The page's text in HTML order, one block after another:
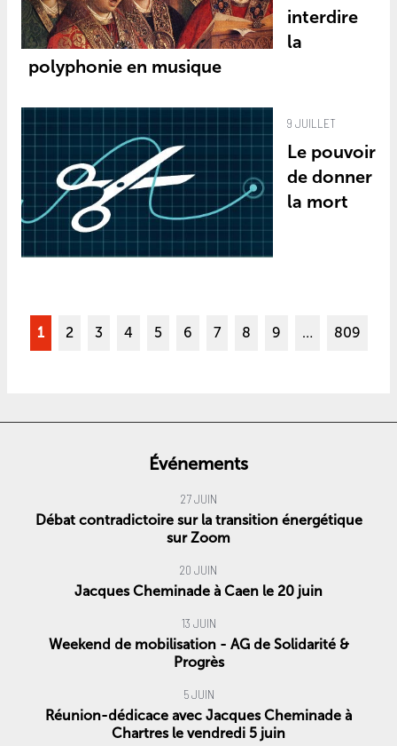
interdire
la
polyphonie en musique
9 JUILLET
Le pouvoir
de donner
la mort
1 2 3 4 5 6 7 8 9 … 809
Événements
27 JUIN
Débat contradictoire sur la transition énergétique
sur Zoom
20 JUIN
Jacques Cheminade à Caen le 20 juin
13 JUIN
Weekend de mobilisation - AG de Solidarité &
Progrès
5 JUIN
Réunion-dédicace avec Jacques Cheminade à
Chartres le vendredi 5 juin